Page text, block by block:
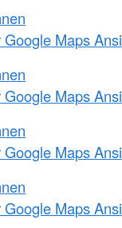
Google Maps
Google Maps
Google Maps
Google Maps